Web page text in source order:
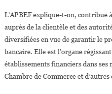
L’APBEF explique-t-on, contribue
auprès de la clientèle et des
diversifiées en vue de garantir le
bancaire. Elle est l’organe
établissements financiers dans
Chambre de Commerce et